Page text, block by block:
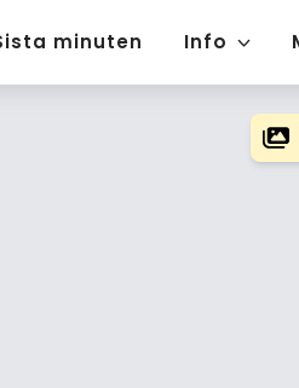
minuten Info